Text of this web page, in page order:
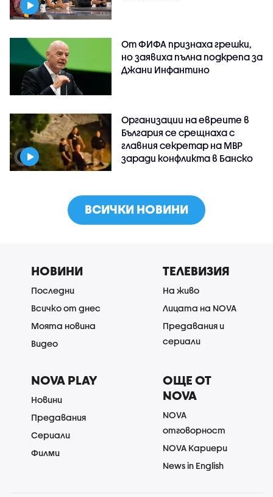
От ФИФА признаха грешки,
но заявиха пълна подкрепа за
Джани Инфантино
Организации на евреите в
България се срещнаха с
главния секретар на МВР
заради конфликта в Банско
ВСИЧКИ НОВИНИ
НОВИНИ
Последни
Всичко от днес
Моята новина
Видео
ТЕЛЕВИЗИЯ
На живо
Лицата на NOVA
Предавания и
сериали
NOVA PLAY
Новини
Предавания
Сериали
Филми
ОЩЕ ОТ
NOVA
NOVA
отговорност
NOVA Кариери
News in English